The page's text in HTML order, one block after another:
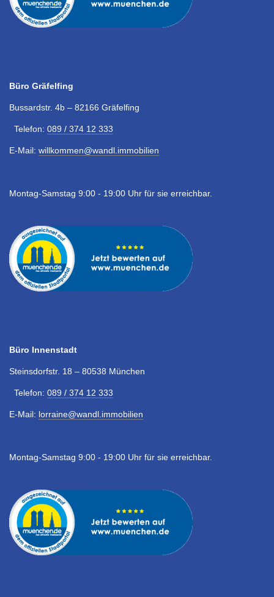
Büro Gräfelfing
Bussardstr. 4b – 82166 Gräfelfing
Telefon: 089 / 374 12 333
E-Mail: willkommen@wandl.immobilien
Montag-Samstag 9:00 - 19:00 Uhr für sie erreichbar.
Büro Innenstadt
Steinsdorfstr. 18 – 80538 München
Telefon: 089 / 374 12 333
E-Mail: lorraine@wandl.immobilien
Montag-Samstag 9:00 - 19:00 Uhr für sie erreichbar.